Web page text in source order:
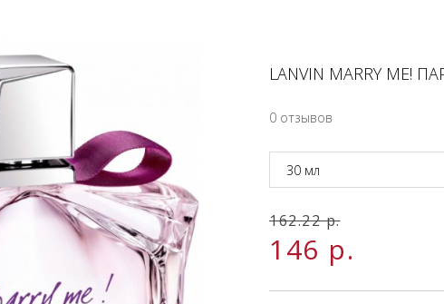
LANVIN MARRY
0 отзывов
30 мл
162.22р.
146 р.